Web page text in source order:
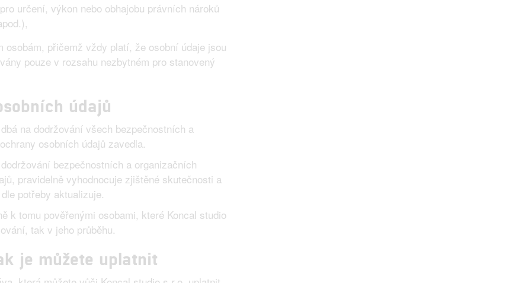
určení, výkon nebo obhajobu právních nároků
osobám, přičemž vždy platí, že osobní údaje jsou
pouze v rozsahu nezbytném pro stanovený
údajů
na dodržování všech bezpečnostních a
osobních údajů zavedla.
bezpečnostních a organizačních
pravidelně vyhodnocuje zjištěné skutečnosti a
potřeby aktualizuje.
k tomu pověřenými osobami, které Koncal studio
tak v jeho průběhu.
je můžete uplatnit